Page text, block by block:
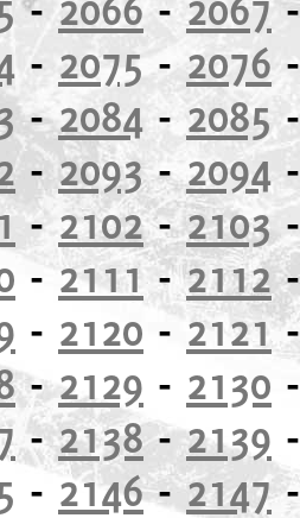
- 2075-2076
-2084-2085
-2093-2094
-2102-2103
-2111-2112
- 2120 - 2121
-2129 - 2130
-2138-2139
- 2146-2147